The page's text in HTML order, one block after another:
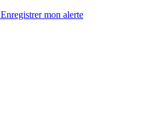
Enregistrermon alerte